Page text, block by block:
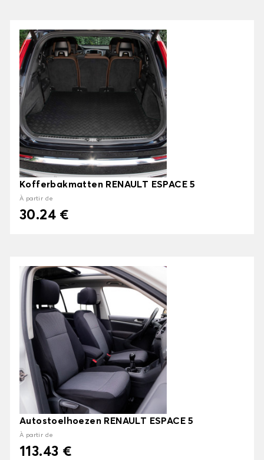
Kofferbakmatten RENAULT ESPACE 5
À partir de
30.24 €
Autostoelhoezen RENAULT ESPACE 5
À partir de
113.43 €